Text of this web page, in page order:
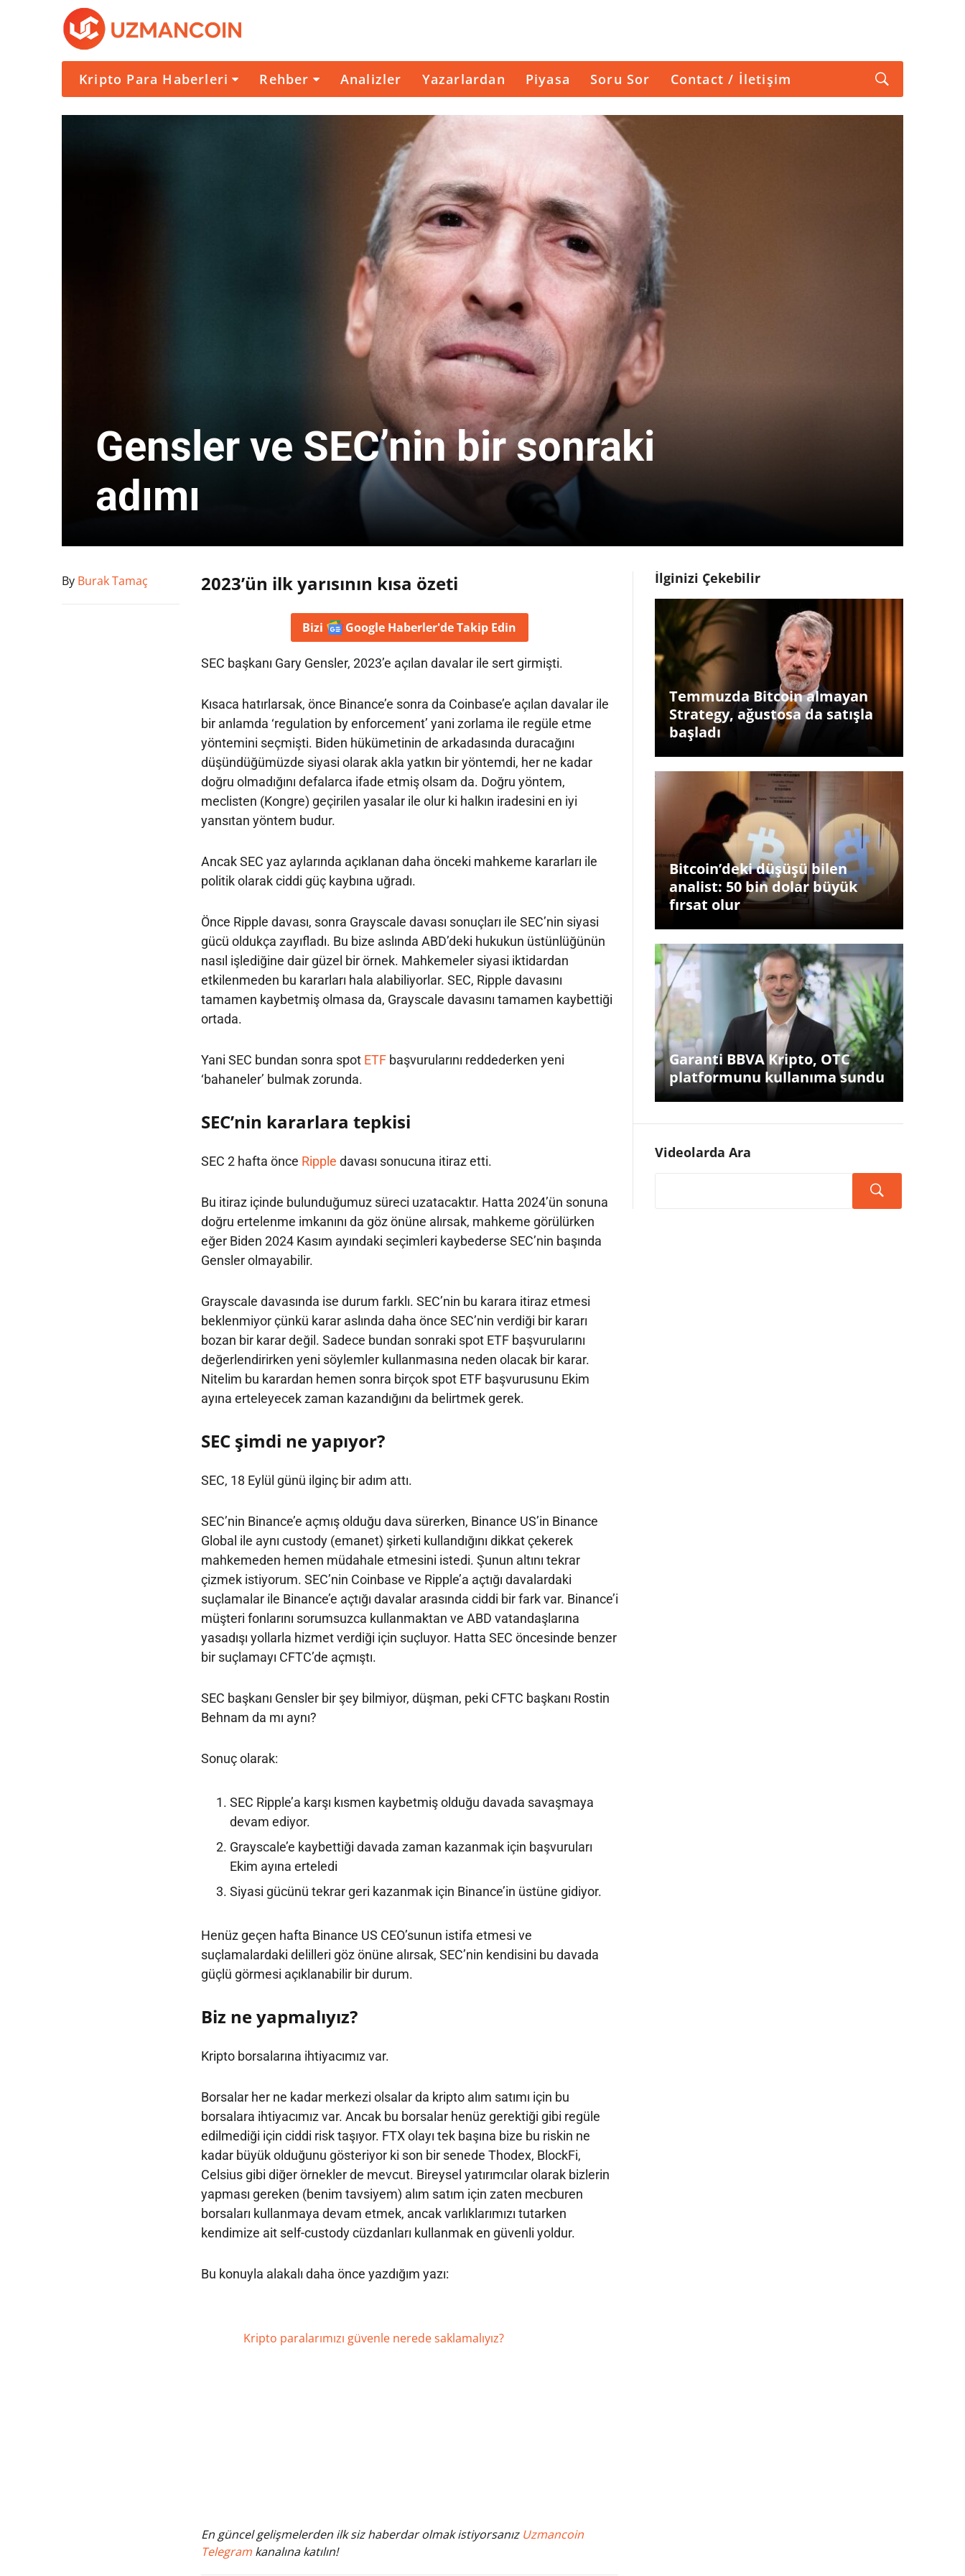
Kripto Para Haberleri Rehber Analizler Yazarlardan Piyasa Soru Sor Contact / İletişim
Gensler ve SEC’nin bir sonraki
adımı
By Burak Tamaç 2023’ün ilk yarısının kısa özeti
Bizi Google Haberler'deTakip Edin
SEC başkanı Gary Gensler, 2023’e açılan davalar ile sert girmişti.
Kısaca hatırlarsak, önce Binance’e sonra da Coinbase’e açılan davalar ile
bir anlamda ‘regulation by enforcement’ yani zorlama ile regüle etme
yöntemini seçmişti. Biden hükümetinin de arkadasında duracağını
düşündüğümüzde siyasi olarak akla yatkın bir yöntemdi, her ne kadar
doğru olmadığını defalarca ifade etmiş olsam da. Doğru yöntem,
meclisten (Kongre) geçirilen yasalar ile olur ki halkın iradesini en iyi
yansıtan yöntem budur.
Ancak SEC yaz aylarında açıklanan daha önceki mahkeme kararları ile
politik olarak ciddi güç kaybına uğradı.
Önce Ripple davası, sonra Grayscale davası sonuçları ile SEC’nin siyasi
gücü oldukça zayıfladı. Bu bize aslında ABD’deki hukukun üstünlüğünün
nasıl işlediğine dair güzel bir örnek. Mahkemeler siyasi iktidardan
etkilenmeden bu kararları hala alabiliyorlar. SEC, Ripple davasını
tamamen kaybetmiş olmasa da, Grayscale davasını tamamen kaybettiği
ortada.
Yani SEC bundan sonra spot ETFbaşvurularını reddederken yeni
‘bahaneler’ bulmak zorunda.
SEC’nin kararlara tepkisi
SEC 2 hafta önce Ripple davası sonucuna itiraz etti.
Bu itiraz içinde bulunduğumuz süreci uzatacaktır. Hatta 2024’ün sonuna
doğru ertelenme imkanını da göz önüne alırsak, mahkeme görülürken
eğer Biden 2024 Kasım ayındaki seçimleri kaybederse SEC’nin başında
Gensler olmayabilir.
Grayscale davasında ise durum farklı. SEC’nin bu karara itiraz etmesi
beklenmiyor çünkü karar aslında daha önce SEC’nin verdiği bir kararı
bozan bir karar değil. Sadece bundan sonraki spot ETF başvurularını
değerlendirirken yeni söylemler kullanmasına neden olacak bir karar.
Nitelim bu karardan hemen sonra birçok spot ETF başvurusunu Ekim
ayına erteleyecek zaman kazandığını da belirtmek gerek.
SEC şimdi ne yapıyor?
SEC, 18 Eylül günü ilginç bir adım attı.
SEC’nin Binance’e açmış olduğu dava sürerken, Binance US’in Binance
Global ile aynı custody (emanet) şirketi kullandığını dikkat çekerek
mahkemeden hemen müdahale etmesini istedi. Şunun altını tekrar
çizmek istiyorum. SEC’nin Coinbase ve Ripple’a açtığı davalardaki
suçlamalar ile Binance’e açtığı davalar arasında ciddi bir fark var. Binance’i
müşteri fonlarını sorumsuzca kullanmaktan ve ABD vatandaşlarına
yasadışı yollarla hizmet verdiği için suçluyor. Hatta SEC öncesinde benzer
bir suçlamayı CFTC’de açmıştı.
SEC başkanı Gensler bir şey bilmiyor, düşman, peki CFTC başkanı Rostin
Behnam da mı aynı?
Sonuç olarak:
SEC Ripple’a karşı kısmen kaybetmiş olduğu davada savaşmaya
devam ediyor.
Grayscale’e kaybettiği davada zaman kazanmak için başvuruları
Ekim ayına erteledi
Siyasi gücünü tekrar geri kazanmak için Binance’in üstüne gidiyor.
Henüz geçen hafta Binance US CEO’sunun istifa etmesi ve
suçlamalardaki delilleri göz önüne alırsak, SEC’nin kendisini bu davada
güçlü görmesi açıklanabilir bir durum.
Biz ne yapmalıyız?
Kripto borsalarına ihtiyacımız var.
Borsalar her ne kadar merkezi olsalar da kripto alım satımı için bu
borsalara ihtiyacımız var. Ancak bu borsalar henüz gerektiği gibi regüle
edilmediği için ciddi risk taşıyor. FTX olayı tek başına bize bu riskin ne
kadar büyük olduğunu gösteriyor ki son bir senede Thodex, BlockFi,
Celsius gibi diğer örnekler de mevcut. Bireysel yatırımcılar olarak bizlerin
yapması gereken (benim tavsiyem) alım satım için zaten mecburen
borsaları kullanmaya devam etmek, ancak varlıklarımızı tutarken
kendimize ait self-custody cüzdanları kullanmak en güvenli yoldur.
Bu konuyla alakalı daha önce yazdığım yazı:
Kripto paralarımızı güvenle nerede saklamalıyız?
En güncel gelişmelerden ilk siz haberdar olmak istiyorsanız Uzmancoin
Telegram kanalına katılın!
İlginizi Çekebilir
Temmuzda Bitcoin almayan
Strategy, ağustosa da satışla
başladı
Bitcoin’deki düşüşü bilen
analist: 50 bin dolar büyük
fırsat olur
Garanti BBVA Kripto, OTC
platformunu kullanıma sundu
Videolarda Ara